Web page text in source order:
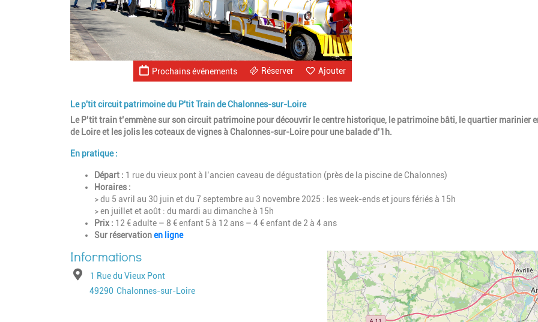
Ajouter
Réserver
Prochains événements
Le p'tit circuit patrimoine du P'tit Train de Chalonnes-sur-Loire
Le P’tit train t’emmène sur son circuit patrimoine pour découvrir le centre historique, le patrimoine bâti, le quartier marinier
de Loire et les jolis les coteaux de vignes à Chalonnes-sur-Loire pour une balade d’1h.
En pratique :
Départ : 1 rue du vieux pont à l’ancien caveau de dégustation (près de la piscine de Chalonnes)
Horaires :
> du 5 avril au 30 juin et du 7 septembre au 3 novembre 2025 : les week-ends et jours fériés à 15h
> en juillet et août : du mardi au dimanche à 15h
Prix : 12 € adulte – 8 € enfant 5 à 12 ans – 4 € enfant de 2 à 4 ans
Sur réservationen ligne
Adresse1 Rue du Vieux Pont
Code postal
49290 Ville
Chalonnes-sur-Loire
Geolocalisation